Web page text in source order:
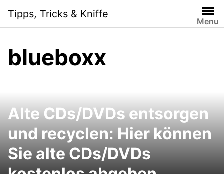
content
Tipps, Tricks & Kniffe
Menu
blueboxx
Alte CDs/DVDs entsorgen
und recyclen: Hier können
Sie alte CDs/DVDs